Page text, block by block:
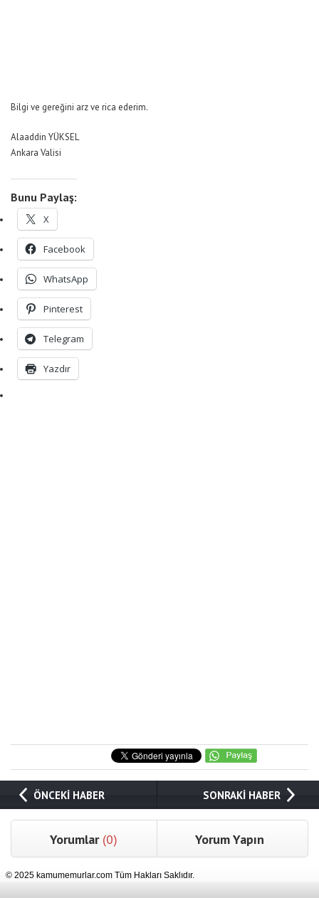
Bilgi ve gereğini arz ve rica ederim.
Alaaddin YÜKSEL
Ankara Valisi
Bunu Paylaş:
X
Facebook
WhatsApp
Pinterest
Telegram
Yazdır
ÖNCEKİ HABER SONRAKİ HABER
Yorumlar (0) Yorum Yapın
© 2025 kamumemurlar.com Tüm Hakları Saklıdır.